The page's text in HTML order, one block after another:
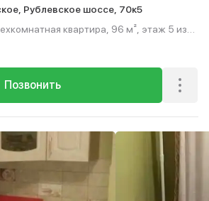
Рублевское шоссе, 70к5
квартира, 96 м², этаж 5 из
Позвонить